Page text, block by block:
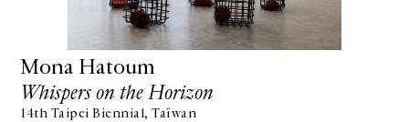
Mona Hatoum
Whispers on the Horizon
14th Taipei Biennial, Taïwan